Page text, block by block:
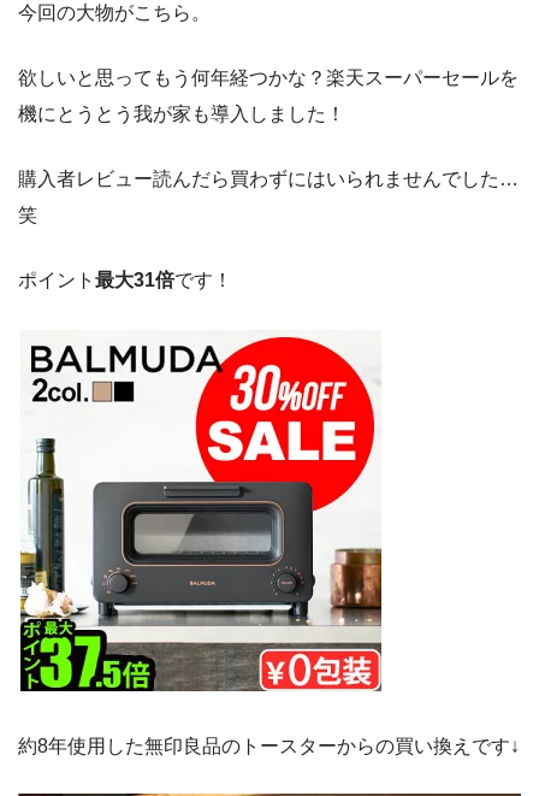
今回の大物がこちら。
欲しいと思ってもう何年経つかな？楽天スーパーセールを
機にとうとう我が家も導入しました！
購入者レビュー読んだら買わずにはいられませんでした…
笑
ポイント 最大31倍です！
約8年使用した無印良品のトースターからの買い換えです↓